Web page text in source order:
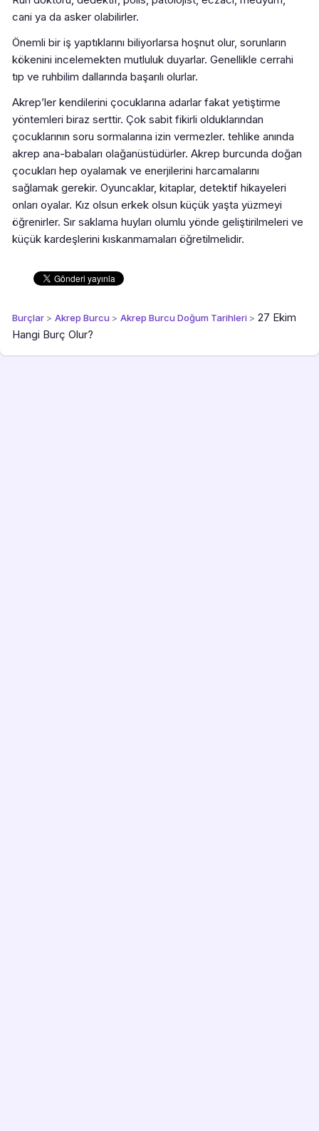
cani ya da asker olabilirler.
Önemli bir iş yaptıklarını biliyorlarsa hoşnut olur, sorunların
kökenini incelemekten mutluluk duyarlar. Genellikle cerrahi
tıp ve ruhbilim dallarında başarılı olurlar.
Akrep’ler kendilerini çocuklarına adarlar fakat yetiştirme
yöntemleri biraz serttir. Çok sabit fikirli olduklarından
çocuklarının soru sormalarına izin vermezler. tehlike anında
akrep ana-babaları olağanüstüdürler. Akrep burcunda doğan
çocukları hep oyalamak ve enerjilerini harcamalarını
sağlamak gerekir. Oyuncaklar, kitaplar, detektif hikayeleri
onları oyalar. Kız olsun erkek olsun küçük yaşta yüzmeyi
öğrenirler. Sır saklama huyları olumlu yönde geliştirilmeleri ve
küçük kardeşlerini kıskanmamaları öğretilmelidir.
Burçlar > Akrep Burcu > Akrep Burcu Doğum Tarihleri > 27 Ekim
Hangi Burç Olur?